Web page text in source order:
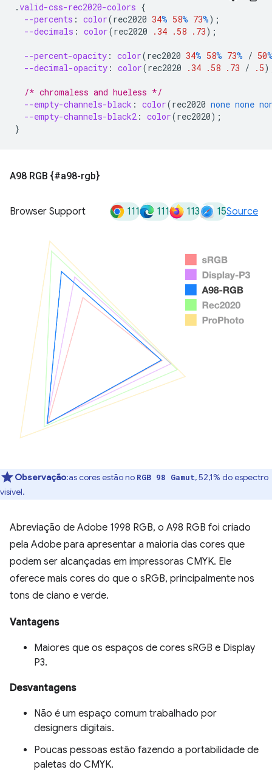
.valid-css-rec2020-colors {
--percents : color(rec2020 34% 58% 73%);
--decimals : color(rec2020 .34 .58 .73);
--percent-opacity : color(rec2020 34% 58% 73% / 50
--decimal-opacity : color(rec2020 .34 .58 .73 / .5
/* chromaless and hueless */
--empty-channels-black : color(rec2020 none none
--empty-channels-black2 : color(rec2020);
}
A98 RGB {#a98-rgb}
Browser Support 111 111 113 15Source
Observação:as cores estão no RGB 98 Gamut, 52,1% do espectro
visível.
Abreviação de Adobe 1998 RGB, o A98 RGB foi criado
pela Adobe para apresentar a maioria das cores que
podem ser alcançadas em impressoras CMYK. Ele
oferece mais cores do que o sRGB, principalmente nos
tons de ciano e verde.
Vantagens
Maiores que os espaços de cores sRGB e Display
P3.
Desvantagens
Não é um espaço comum trabalhado por
designers digitais.
Poucas pessoas estão fazendo a portabilidade de
paletas do CMYK.